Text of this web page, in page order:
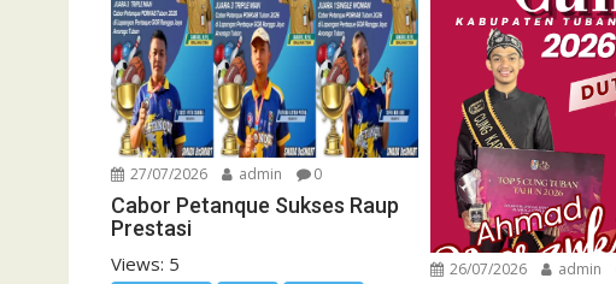
27/07/2026 admin 0
Cabor Petanque Sukses Raup
Prestasi
Views: 5 26/07/2026 admin